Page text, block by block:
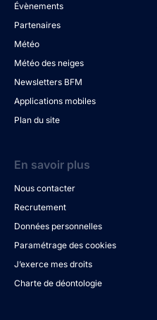
Évènements
Partenaires
Météo
Météo des neiges
Newsletters BFM
Applications mobiles
Plan du site
En savoir plus
Nous contacter
Recrutement
Données personnelles
Paramétrage des cookies
J’exerce mes droits
Charte de déontologie